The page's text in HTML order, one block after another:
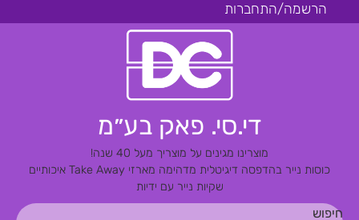
הרשמה/התחברות
די.סי. פאק בע״מ
מוצרינו מגינים על מוצריך מעל 40 שנה!
כוסות נייר בהדפסה דיגיטלית מדהימהמארזי Take Away איכותיים
שקיות נייר עם ידיות
חיפוש